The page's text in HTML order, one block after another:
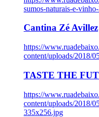
sumos-naturais-e-
Cantina Zé Avillez
https://
content/uploads/2018/
TASTE THE
https://
content/uploads/2018/
335x256.jpg